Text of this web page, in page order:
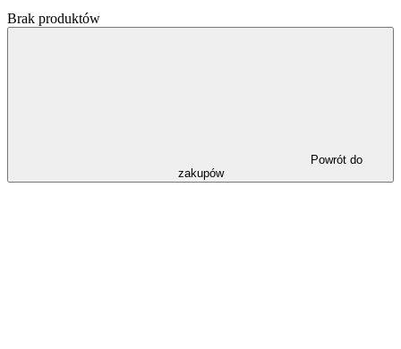
Brak produktów
Powrót do
zakupów